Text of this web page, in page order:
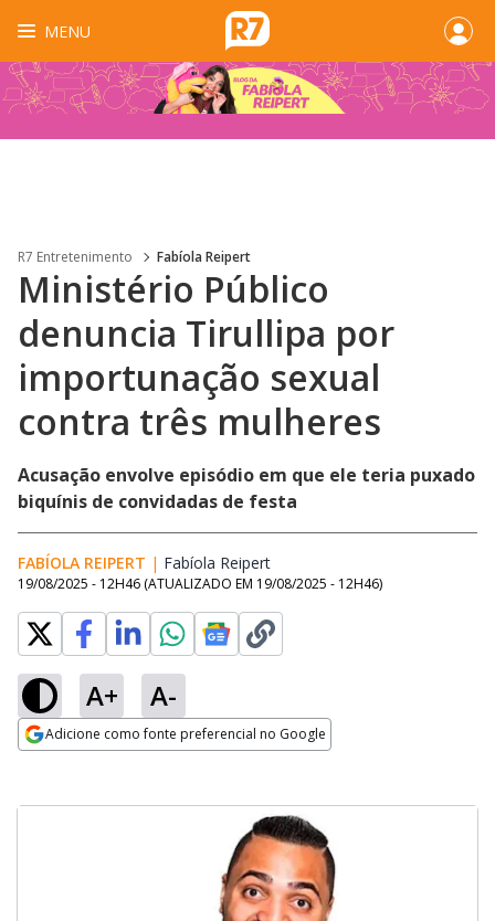
MENU
R7 Entretenimento Fabíola Reipert
Ministério Público
denuncia Tirullipa por
importunação sexual
contra três mulheres
Acusação envolve episódio em que ele teria puxado
biquínis de convidadas de festa
FABÍOLA REIPERT | Fabíola Reipert
19/08/2025 - 12H46 (ATUALIZADO EM 19/08/2025 - 12H46)
A+ A-
Adicione como fonte preferencial no Google